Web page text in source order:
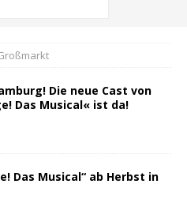
Die neue Cast von
Das Musical« ist da!
Das Musical“ ab Herbst in